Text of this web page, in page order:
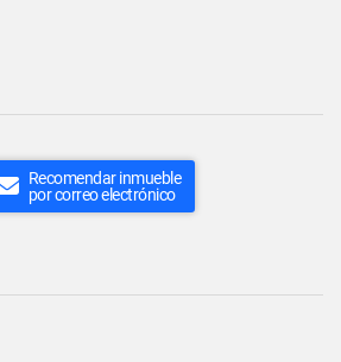
Recomendar inmueble
por correo electrónico